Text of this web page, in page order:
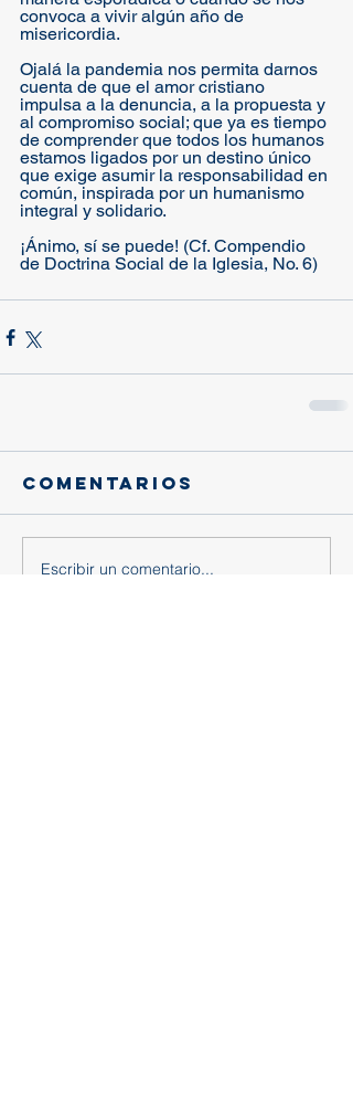
convoca a vivir algún año de
misericordia.
Ojalá la pandemia nos permita darnos
cuenta de que el amor cristiano
impulsa a la denuncia, a la propuesta y
al compromiso social; que ya es tiempo
de comprender que todos los humanos
estamos ligados por un destino único
que exige asumir la responsabilidad en
común, inspirada por un humanismo
integral y solidario.
¡Ánimo, sí se puede! (Cf. Compendio
de Doctrina Social de la Iglesia, No. 6)
Comentarios
Escribir un comentario...